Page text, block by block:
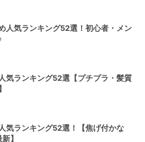
人気ランキング52選！初心者・メン
気ランキング52選【プチプラ・髪質
気ランキング52選！【焦げ付かな
】